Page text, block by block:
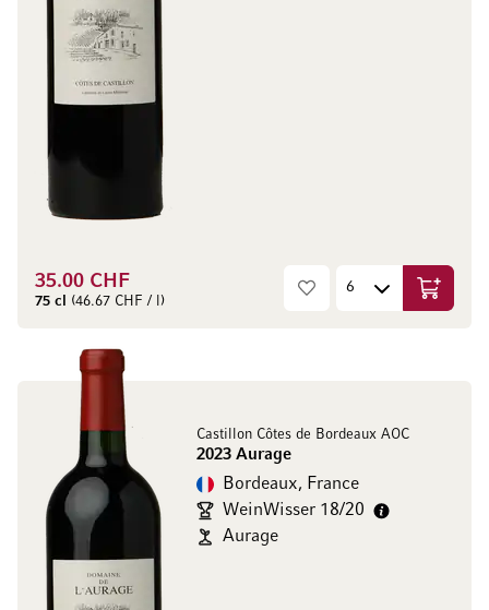
35.00 CHF
75 cl (46.67 CHF / l) Ajouter
Castillon Côtes de Bordeaux AOC
2023 Aurage
Bordeaux, France
WeinWisser 18/20
Aurage